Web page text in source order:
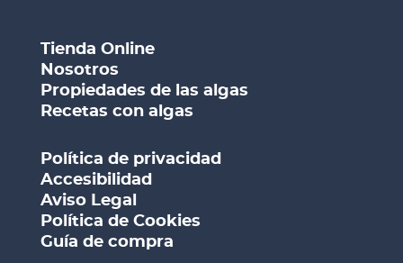
Tienda Online
Nosotros
Propiedades de las algas
Recetas con algas
Política de privacidad
Accesibilidad
Aviso Legal
Política de Cookies
Guía de compra